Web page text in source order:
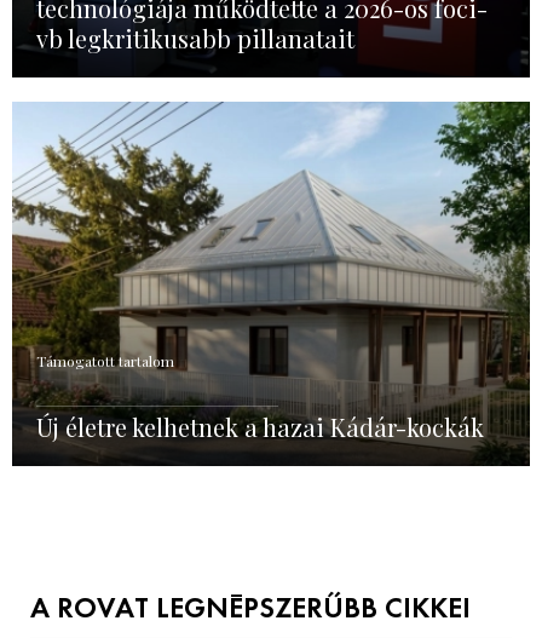
technológiája működtette a 2026-os foci-
vb legkritikusabb pillanatait
Támogatott tartalom
Új életre kelhetnek a hazai Kádár-kockák
A ROVAT LEGNÉPSZERŰBB CIKKEI